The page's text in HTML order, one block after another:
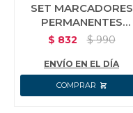
SET MARCADORES
PERMANENTES
ACRILICO 80 PIEZAS
$ 832 $ 990
ENVÍO EN EL DÍA